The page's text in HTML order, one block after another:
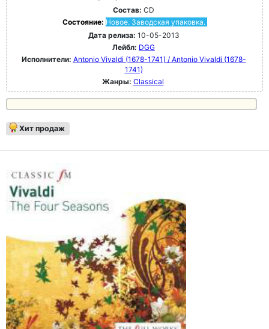
Состав: CD
Состояние: Новое. Заводская упаковка.
Дата релиза: 10-05-2013
Лейбл: DGG
Исполнители: Antonio Vivaldi (1678-1741) / Antonio Vivaldi (1678-
1741)
Жанры: Classical
Хит продаж